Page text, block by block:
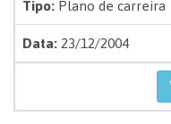
Tipo:Plano de carreira
Data:23/12/2004